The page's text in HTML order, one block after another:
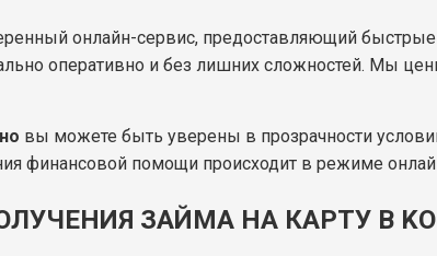
онлайн-сервис, предоставляющий
оперативно и без лишних сложностей. Мы
вы можете быть уверены в прозрачности
финансовой помощи происходит в режиме
ЗАЙМА НА КАРТУ В